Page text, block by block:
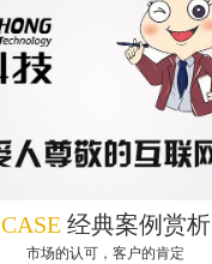
CASE经典案例赏析
市场的认可，客户的肯定